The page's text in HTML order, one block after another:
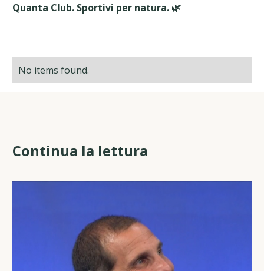
Quanta Club. Sportivi per natura. 🌿
No items found.
Continua la lettura